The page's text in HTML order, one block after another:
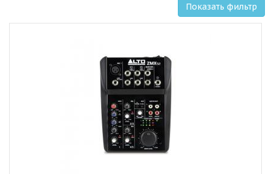
Показать фильтр